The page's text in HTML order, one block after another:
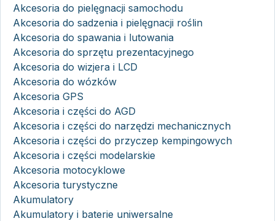
Akcesoria do pielęgnacji samochodu
Akcesoria do sadzenia i pielęgnacji roślin
Akcesoria do spawania i lutowania
Akcesoria do sprzętu prezentacyjnego
Akcesoria do wizjera i LCD
Akcesoria do wózków
Akcesoria GPS
Akcesoria i części do AGD
Akcesoria i części do narzędzi mechanicznych
Akcesoria i części do przyczep kempingowych
Akcesoria i części modelarskie
Akcesoria motocyklowe
Akcesoria turystyczne
Akumulatory
Akumulatory i baterie uniwersalne